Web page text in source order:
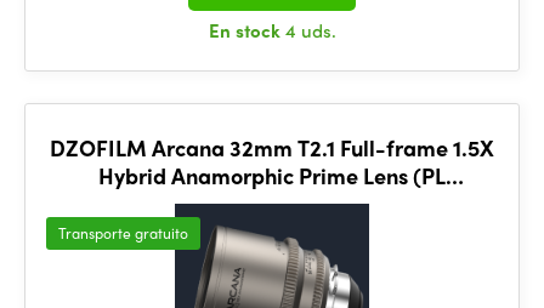
En stock4 uds.
DZOFILM Arcana 32mm T2.1 Full-frame 1.5X
Hybrid Anamorphic Prime Lens (PL
mount,meter)
Transporte gratuito